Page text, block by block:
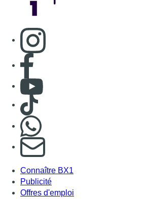
Consulter page Instagram
Consulter page Facebook
Consulter Youtube
Consulter TikTok
S'abonner à notre newsletter
Connaître BX1
Publicité
Offres d'emploi